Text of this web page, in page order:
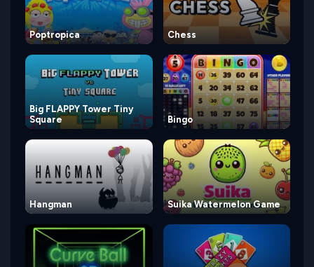
Poptropica Chess
Big FLAPPY Tower Tiny
Square
Bingo
Hangman Suika Watermelon Game